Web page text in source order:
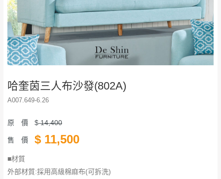
哈奎茵三人布沙發(802A)
A007.649-6.26
原 價 $14,400
售 價 $ 11,500
■材質
外部材質:採用高級棉麻布(可拆洗)